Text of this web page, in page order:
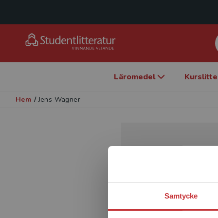
Samtycke
Läromedel
Hem / Jens Wagner